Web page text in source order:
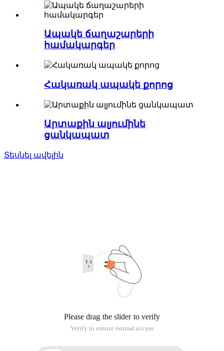
Ապակե ճաղաշարերի
համակարգեր
Հակառակ ապակե քորոց
Արտաքին ալյումինե
ցանկապատ
Տեսնել ավելին